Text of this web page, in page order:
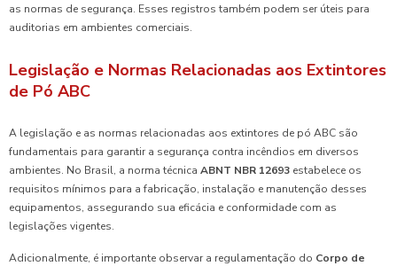
as normas de segurança. Esses registros também podem ser úteis para
auditorias em ambientes comerciais.
Legislação e Normas Relacionadas aos Extintores
de Pó ABC
A legislação e as normas relacionadas aos extintores de pó ABC são
fundamentais para garantir a segurança contra incêndios em diversos
ambientes. No Brasil, a norma técnica ABNT NBR 12693 estabelece os
requisitos mínimos para a fabricação, instalação e manutenção desses
equipamentos, assegurando sua eficácia e conformidade com as
legislações vigentes.
Adicionalmente, é importante observar a regulamentação do Corpo de